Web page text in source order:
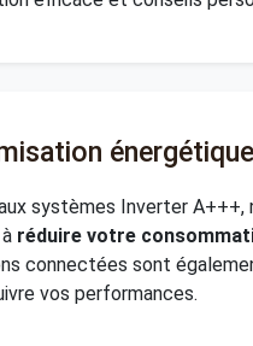
énergétique
systèmes Inverter A+++,
réduire votre
connectées sont
vos performances.